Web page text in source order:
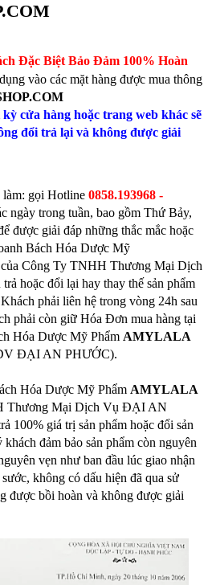
Đặc Biệt Bảo Đảm 100% Hoàn
vào các mặt hàng được mua thông
cửa hàng hoặc trang web khác sẽ
đổi trả lại và không được giải
gọi Hotline 0858.193968 -
ngày trong tuần, bao gồm Thứ Bảy,
được giải đáp những thắc mắc hoặc
Bách Hóa Dược Mỹ
của Công Ty TNHH Thương Mại Dịch
hoặc đổi lại hay thay thế sản phẩm
phải liên hệ trong vòng 24h sau
phải còn giữ Hóa Đơn mua hàng tại
Hóa Dược Mỹ Phẩm AMYLALA
ĐẠI AN PHƯỚC).
Hóa Dược Mỹ Phẩm AMYLALA
Thương Mại Dịch Vụ ĐẠI AN
100% giá trị sản phẩm hoặc đổi sản
đảm bảo sản phẩm còn nguyên
vẹn như ban đầu lúc giao nhận
không có dấu hiện đã qua sử
được bồi hoàn và không được giải